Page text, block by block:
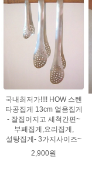
국내최저가!!!! HOW 스텐
타공집게 13cm 얼음집게
- 잘집어지고 세척간편~
부페집게,요리집게,
설탕집게- 3가지사이즈~
2,900원